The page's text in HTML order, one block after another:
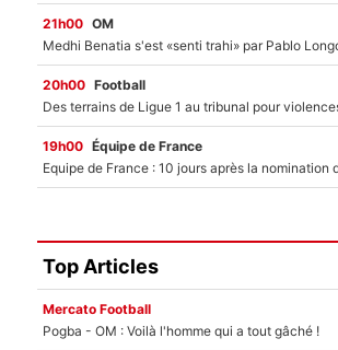
21h00 OM
20h00 Football
19h00 Équipe de France
Top Articles
Mercato Football
Pogba - OM : Voilà l'homme qui a tout gâché !